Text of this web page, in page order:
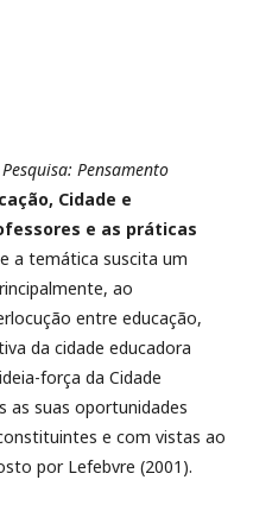
Pensamento
Cidade e
e as práticas
a temática suscita um
ao
entre educação,
da cidade educadora
força da Cidade
as suas oportunidades
e com vistas ao
por Lefebvre (2001).